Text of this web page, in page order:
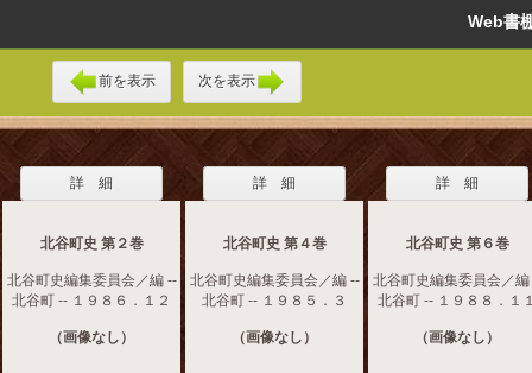
Web
前を表示 次を表示
詳 細
北谷町史 第２巻
北谷町史編集委員会／編 --
北谷町 -- １９８６．１２
（画像なし）
詳 細
北谷町史 第４巻
北谷町史編集委員会／編 --
北谷町 -- １９８５．３
（画像なし）
詳 細
北谷町史 第６巻
北谷町史編集委員会／編
北谷町 -- １９８８．１
（画像なし）